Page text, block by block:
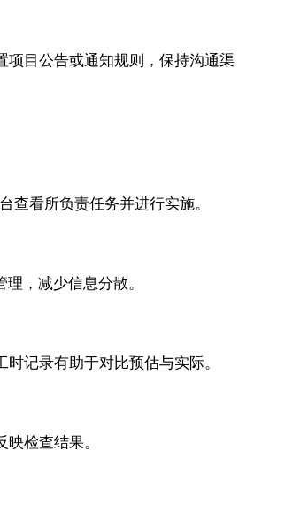
项目公告或通知规则，保持沟通渠
看所负责任务并进行实施。
，减少信息分散。
记录有助于对比预估与实际。
检查结果。